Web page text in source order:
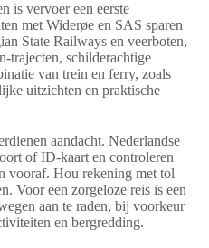
is vervoer een eerste
met Widerøe en SAS sparen
State Railways en veerboten,
trajecten, schilderachtige
van trein en ferry, zoals
uitzichten en praktische
aandacht. Nederlandse
of ID-kaart en controleren
vooraf. Hou rekening met tol
Voor een zorgeloze reis is een
aan te raden, bij voorkeur
en bergredding.